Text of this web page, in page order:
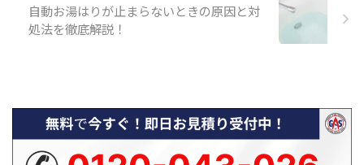
自動お湯はりが止まらないときの原因と対
処法を徹底解説！